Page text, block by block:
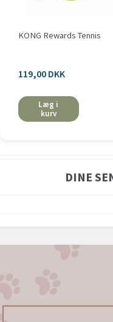
KONG Rewards Tennis
119,00 DKK
Læg i
kurv
DINE